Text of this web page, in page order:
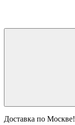
Доставка по Москве!